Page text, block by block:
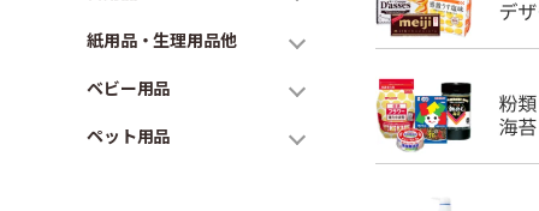
紙用品・生理用品他
ベビー用品
ペット用品